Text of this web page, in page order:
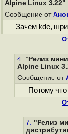
Alpine Linux 3.22"
Сообщение от
Зачем kde,
4. "Релиз
Alpine Linux
Сообщение от
Потому
7. "Релиз